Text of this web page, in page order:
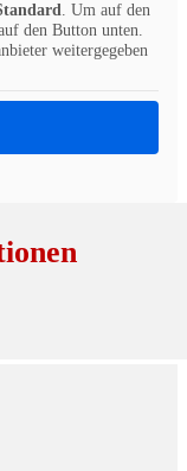
. Um auf den
den Button unten.
weitergegeben